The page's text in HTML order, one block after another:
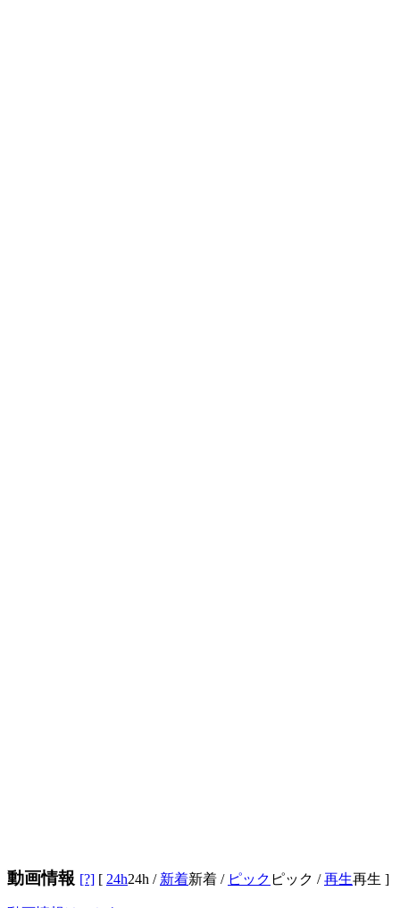
動画情報 [?] [ 24h24h / 新着新着 / ピック ピック /再生再生 ]